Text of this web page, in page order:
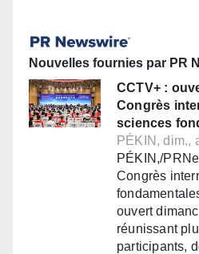
Nouvelles fournies par PR
CCTV+ :
Congrès
sciences
PÉKIN, dim.,
PÉKIN,/
Congrès
ouvert
réunissant
participants,